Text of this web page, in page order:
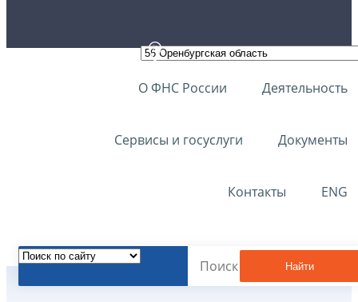
О ФНС России Деятельность
Сервисы и госуслуги Документы
Контакты ENG
Найти